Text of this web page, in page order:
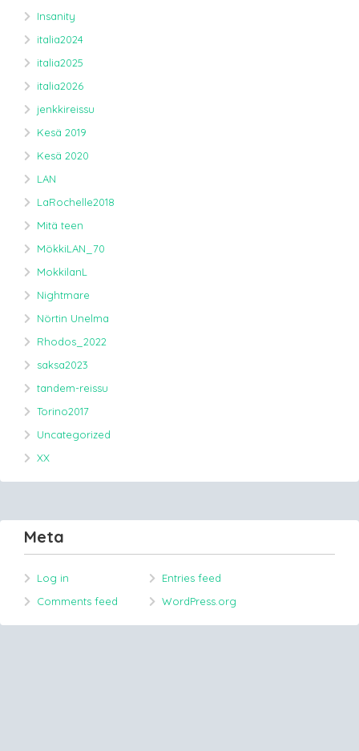
Insanity
italia2024
italia2025
italia2026
jenkkireissu
Kesä 2019
Kesä 2020
LAN
LaRochelle2018
Mitä teen
MökkiLAN_70
MokkilanL
Nightmare
Nörtin Unelma
Rhodos_2022
saksa2023
tandem-reissu
Torino2017
Uncategorized
XX
Meta
Log in
Entries feed
Comments feed
WordPress.org